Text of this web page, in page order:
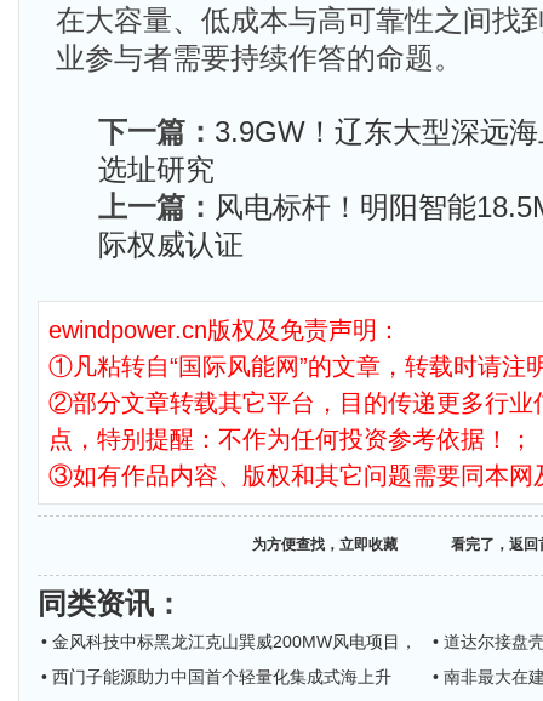
在大容量、低成本与高可靠性之间找
业参与者需要持续作答的命题。
下一篇： 3.9GW！辽东大型深远
选址研究
上一篇： 风电标杆！明阳智能
际权威认证
ewindpower.cn版权及免责声明：
①凡粘转自“国际风能网”的文章，转载时请注
②部分文章转载其它平台，目的传递更多行业
点，特别提醒：不作为任何投资参考依据！；
③如有作品内容、版权和其它问题需要同本网
为方便查找，立即收藏 看完了，返回
同类资讯 ：
• 金风科技中标黑龙江克山巽威200MW风电项目，
• 道达尔接盘
• 西门子能源助力中国首个轻量化集成式海上升
• 南非最大在